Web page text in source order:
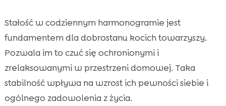
Stałość w codziennym harmonogramie jest
fundamentem dla dobrostanu kocich towarzyszy.
Pozwala im to czuć się ochronionymi i
zrelaksowanymi w przestrzeni domowej. Taka
stabilność wpływa na wzrost ich pewności siebie i
ogólnego zadowolenia z życia.